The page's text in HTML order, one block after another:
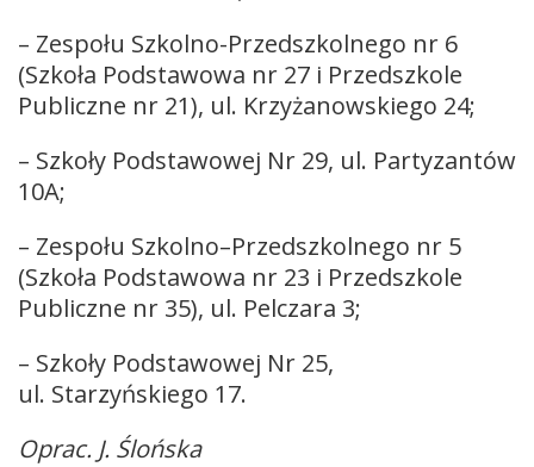
– Zespołu Szkolno-Przedszkolnego nr 6
(Szkoła Podstawowa nr 27 i Przedszkole
Publiczne nr 21), ul. Krzyżanowskiego 24;
– Szkoły Podstawowej Nr 29, ul. Partyzantów
10A;
– Zespołu Szkolno–Przedszkolnego nr 5
(Szkoła Podstawowa nr 23 i Przedszkole
Publiczne nr 35), ul. Pelczara 3;
– Szkoły Podstawowej Nr 25,
ul. Starzyńskiego 17.
Oprac. J. Ślońska